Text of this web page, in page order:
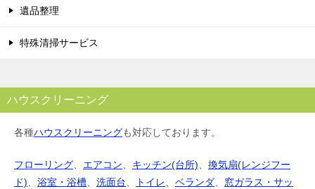
遺品整理
特殊清掃サービス
ハウスクリーニング
各種ハウスクリーニングも対応しております。
フローリング、 エアコン、 キッチン(台所)、 換気扇(レンジフー
ド)、 浴室・浴槽、 洗面台、 トイレ、 ベランダ、 窓ガラス・サッ